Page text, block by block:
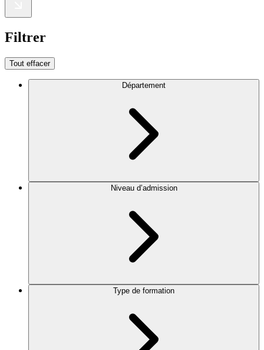
Filtrer
Tout effacer
Département
Niveau d’admission
Type de formation